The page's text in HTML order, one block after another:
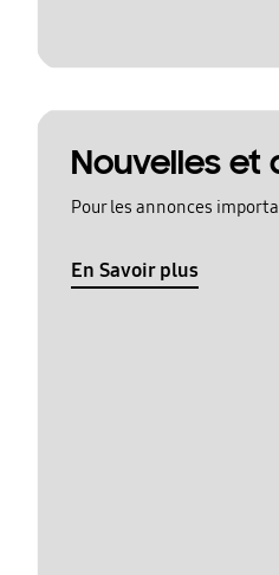
Nouvelles et
Pour les annonces
En Savoir plus